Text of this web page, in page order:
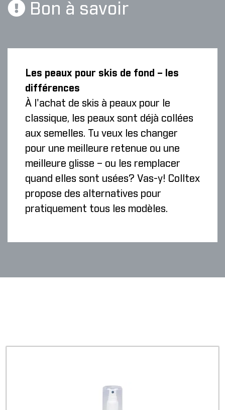
Bon à savoir
Les peaux pour skis de fond – les
différences
À l'achat de skis à peaux pour le
classique, les peaux sont déjà collées
aux semelles. Tu veux les changer
pour une meilleure retenue ou une
meilleure glisse – ou les remplacer
quand elles sont usées? Vas-y! Colltex
propose des alternatives pour
pratiquement tous les modèles.